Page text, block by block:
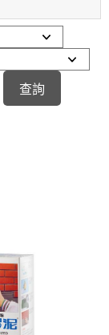
市口)門口可
停車
山路1段139
的客戶加入